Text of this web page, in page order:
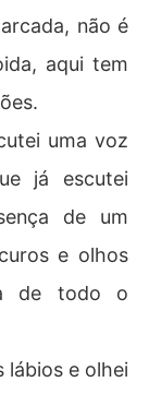
não é
aqui tem
uma voz
já escutei
de um
e olhos
de todo o
lábios e olhei